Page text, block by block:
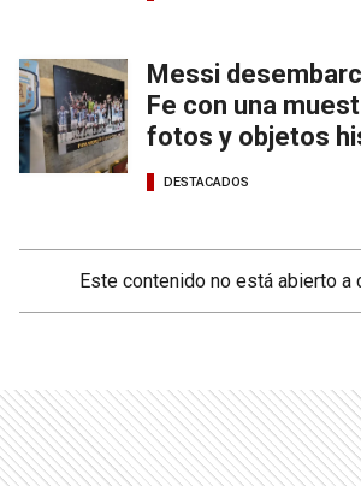
Messi
Fe con una
fotos y objetos
DESTACADOS
Este contenido no está abierto a